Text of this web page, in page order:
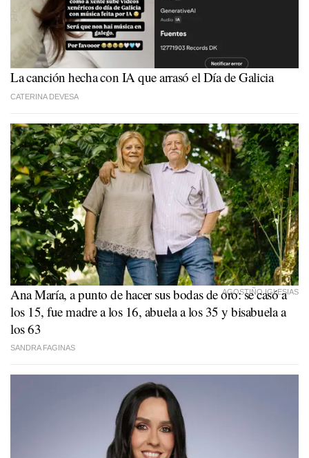
La canción hecha con IA que arrasó el Día de Galicia
CATERINA DEVESA
AGOSTIÑO IGLESIAS
Ana María, a punto de hacer sus bodas de oro: se casó a
los 15, fue madre a los 16, abuela a los 35 y bisabuela a
los 63
SANDRA FAGINAS